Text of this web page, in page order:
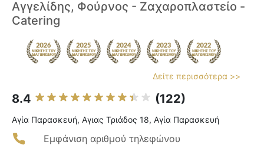
Αγγελίδης, Φούρνος - Ζαχαροπλαστείο -
Catering
Δείτε περισσότερα >>
8.4 (122)
Αγία Παρασκευή, Αγιας Τριάδος 18, Αγία Παρασκευή
Εμφάνιση αριθμού τηλεφώνου